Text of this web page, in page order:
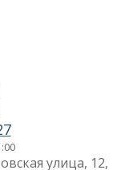
улица, 12,